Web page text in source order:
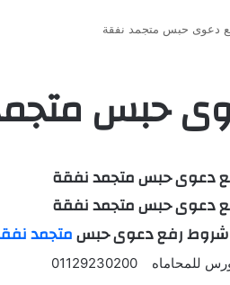
دعوى حبس متجمد نفقة
حبس
دعوى حبس متجمد نفقة
دعوى حبس متجمد نفقة
وشروط رفع دعوى حبسمتجمد
01129230200